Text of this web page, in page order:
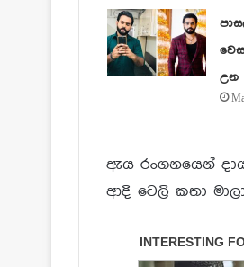
උන
ඇය රංගනයෙන්
ආදි ටෙලි කතා